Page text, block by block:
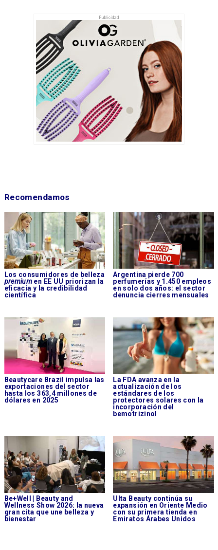
Recomendamos
Los consumidores de belleza
premium en EE UU priorizan la
eficacia y la credibilidad
científica
Argentina pierde 700
perfumerías y 1.450 empleos
en solo dos años: el sector
denuncia cierres mensuales
Beautycare Brazil impulsa las
exportaciones del sector
hasta los 363,4 millones de
dólares en 2025
La FDA avanza en la
actualización de los
estándares de los
protectores solares con la
incorporación del
bemotrizinol
Be+Well | Beauty and
Wellness Show 2026: la nueva
gran cita que une belleza y
bienestar
Ulta Beauty continúa su
expansión en Oriente Medio
con su primera tienda en
Emiratos Árabes Unidos